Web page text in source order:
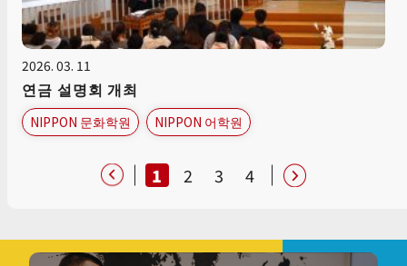
2026. 03. 11
연금 설명회 개최
NIPPON 문화학원 NIPPON 어학원
1 2 3 4